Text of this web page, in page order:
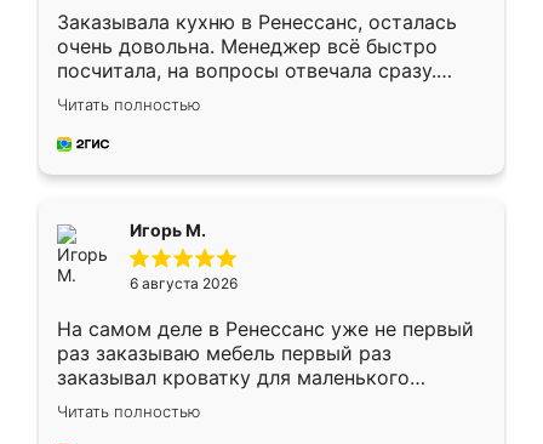
Заказывала кухню в Ренессанс, осталась
очень довольна. Менеджер всё быстро
посчитала, на вопросы отвечала сразу.
Замерщик приехал в субботу, подошёл к
делу со всей ответственностью. Собрали
за день, ребята работали аккуратно, даже
Читать полностью
Игорь М.
6 августа 2026
На самом деле в Ренессанс уже не первый
раз заказываю мебель первый раз
заказывал кроватку для маленького
ребёнка при его рождении ,во второй раз
заказал шкаф-купе. По качеству очень
Читать полностью